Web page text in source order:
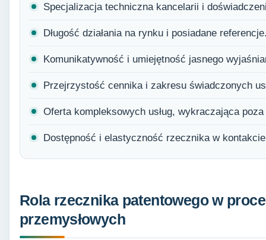
Specjalizacja techniczna kancelarii i
Długość działania na rynku i posiadane
Komunikatywność i umiejętność jasnego
Przejrzystość cennika i zakresu świadczonych
Oferta kompleksowych usług, wykraczająca poza
Dostępność i elastyczność rzecznika w
Rola rzecznika patentowego w
przemysłowych